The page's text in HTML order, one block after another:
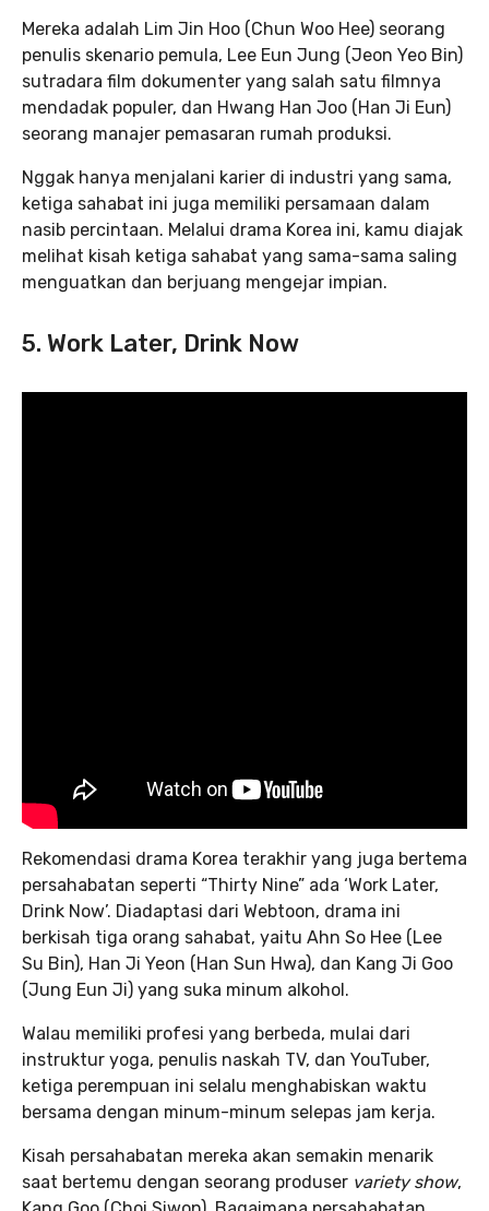
Mereka adalah Lim Jin Hoo (Chun Woo Hee) seorang
penulis skenario pemula, Lee Eun Jung (Jeon Yeo Bin)
sutradara film dokumenter yang salah satu filmnya
mendadak populer, dan Hwang Han Joo (Han Ji Eun)
seorang manajer pemasaran rumah produksi.
Nggak hanya menjalani karier di industri yang sama,
ketiga sahabat ini juga memiliki persamaan dalam
nasib percintaan. Melalui drama Korea ini, kamu diajak
melihat kisah ketiga sahabat yang sama-sama saling
menguatkan dan berjuang mengejar impian.
5. Work Later, Drink Now
Rekomendasi drama Korea terakhir yang juga bertema
persahabatan seperti “Thirty Nine” ada ‘Work Later,
Drink Now’. Diadaptasi dari Webtoon, drama ini
berkisah tiga orang sahabat, yaitu Ahn So Hee (Lee
Su Bin), Han Ji Yeon (Han Sun Hwa), dan Kang Ji Goo
(Jung Eun Ji) yang suka minum alkohol.
Walau memiliki profesi yang berbeda, mulai dari
instruktur yoga, penulis naskah TV, dan YouTuber,
ketiga perempuan ini selalu menghabiskan waktu
bersama dengan minum-minum selepas jam kerja.
Kisah persahabatan mereka akan semakin menarik
saat bertemu dengan seorang produser variety show,